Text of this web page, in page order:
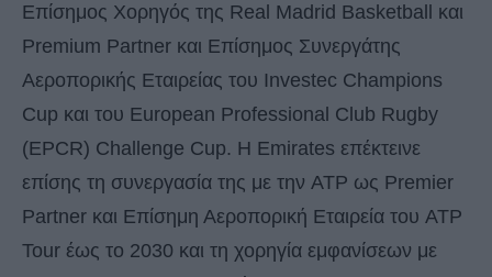
Επίσημος Χορηγός της Real Madrid Basketball και
Premium Partner και Επίσημος Συνεργάτης
Αεροπορικής Εταιρείας του Investec Champions
Cup και του European Professional Club Rugby
(EPCR) Challenge Cup. Η Emirates επέκτεινε
επίσης τη συνεργασία της με την ATP ως Premier
Partner και Επίσημη Αεροπορική Εταιρεία του ATP
Tour έως το 2030 και τη χορηγία εμφανίσεων με